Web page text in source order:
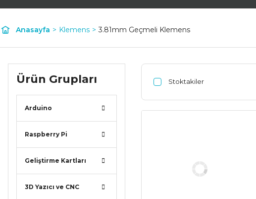
Anasayfa Klemens 3.81mm Geçmeli Klemens
Ürün Grupları
Arduino
Raspberry Pi
Geliştirme Kartları
3D Yazıcı ve CNC
Stoktakiler